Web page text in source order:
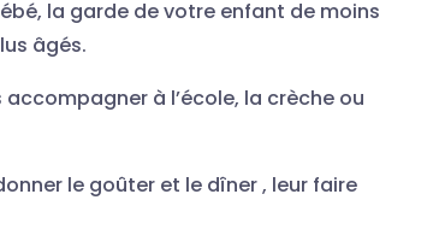
la garde de votre enfant de moins
âgés.
à l’école, la crèche ou
le goûter et le dîner , leur faire